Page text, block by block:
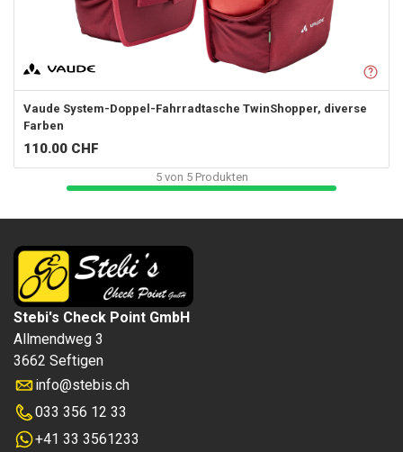
Vaude System-Doppel-Fahrradtasche TwinShopper, diverse
Farben
110.00 CHF
5von 5Produkten
Stebi's Check Point GmbH
Allmendweg 3
3662 Seftigen
info@stebis.ch
033 356 12 33
+41 33 3561233